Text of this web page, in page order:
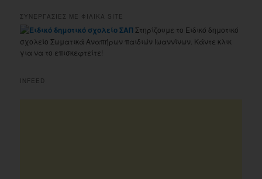
ΣΥΝΕΡΓΑΣΙΕΣ ΜΕ ΦΙΛΙΚΑ SITE
Στηρίζουμε το Ειδικό δημοτικό
σχολείο Σωματικά Αναπήρων παιδιών Ιωαννίνων. Κάντε κλικ
για να το επισκεφτείτε!
INFEED